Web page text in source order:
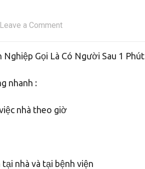
Leave a Comment
Nghiệp Gọi Là Có Người Sau 1 Phút
nhanh :
nhà theo giờ
nhà và tại bệnh viện